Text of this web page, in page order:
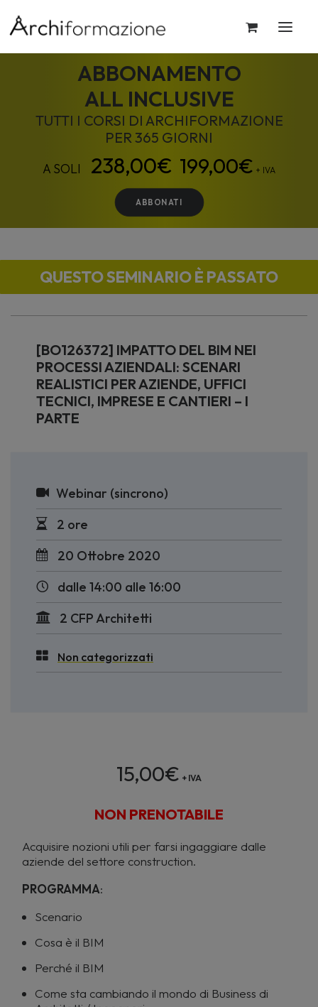
ABBONAMENTO
ALL INCLUSIVE
TUTTI I CORSI DI ARCHIFORMAZIONE
PER 365 GIORNI
199,00€ + IVA
ABBONATI
QUESTO SEMINARIO È PASSATO
[BO126372] IMPATTO DEL BIM NEI
PROCESSI AZIENDALI: SCENARI
REALISTICI PER AZIENDE, UFFICI
TECNICI, IMPRESE E CANTIERI – I
PARTE
Webinar (sincrono)
2 ore
20 Ottobre 2020
dalle 14:00 alle 16:00
2 CFP Architetti
Non categorizzati
15,00€ + IVA
NON PRENOTABILE
Acquisire nozioni utili per farsi ingaggiare dalle
aziende del settore construction.
PROGRAMMA:
Scenario
Cosa è il BIM
Perché il BIM
Come sta cambiando il mondo di Business di